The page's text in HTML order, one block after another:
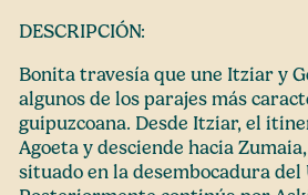
DESCRIPCIÓN:
Bonita travesía que une Itziar y
algunos de los parajes más
guipuzcoana. Desde Itziar, el
Agoeta y desciende hacia
situado en la desembocadura del